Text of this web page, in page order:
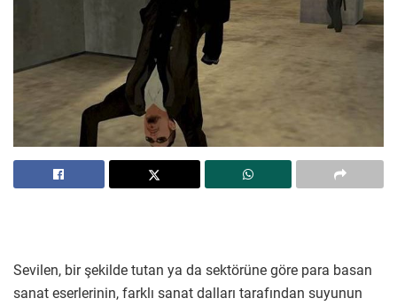
Sevilen, bir şekilde tutan ya da sektörüne göre para basan
sanat eserlerinin, farklı sanat dalları tarafından suyunun